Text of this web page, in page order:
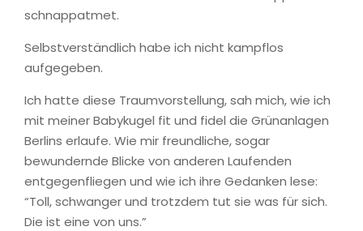
schnappatmet.
Selbstverständlich habe ich nicht kampflos
aufgegeben.
Ich hatte diese Traumvorstellung, sah mich, wie ich
mit meiner Babykugel fit und fidel die Grünanlagen
Berlins erlaufe. Wie mir freundliche, sogar
bewundernde Blicke von anderen Laufenden
entgegenfliegen und wie ich ihre Gedanken lese:
“Toll, schwanger und trotzdem tut sie was für sich.
Die ist eine von uns.”